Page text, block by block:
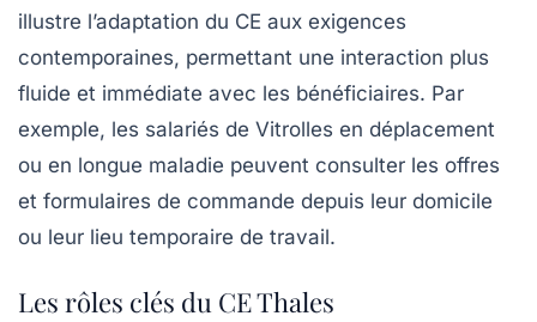
illustre l’adaptation du CE aux exigences
contemporaines, permettant une interaction plus
fluide et immédiate avec les bénéficiaires. Par
exemple, les salariés de Vitrolles en déplacement
ou en longue maladie peuvent consulter les offres
et formulaires de commande depuis leur domicile
ou leur lieu temporaire de travail.
Les rôles clés du CE Thales